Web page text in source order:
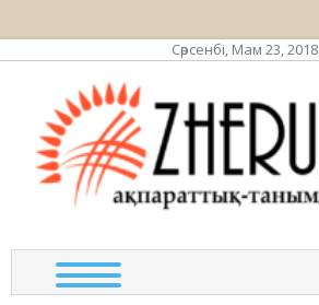
Сәрсенбі, Мам 23, 2018